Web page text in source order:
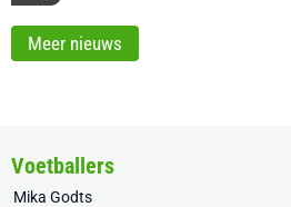
Meer nieuws
Voetballers
Mika Godts